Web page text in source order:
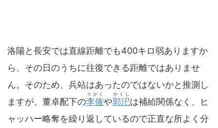
洛陽と長安では直線距離でも400キロ弱ありますか
ら、その日のうちに往復できる距離ではありませ
ん。そのため、兵站はあったのではないかと推測し
ますが、董卓配下の李傕
りかく
や郭汜
かくし
は補給関係なく、ヒ
ャッハー略奪を繰り返しているので正直な所よく分